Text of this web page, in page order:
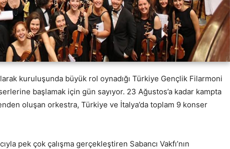
kuruluşunda büyük rol oynadığı Türkiye Gençlik Filarmoni
başlamak için gün sayıyor. 23 Ağustos’a kadar kampta
oluşan orkestra, Türkiye ve İtalya’da toplam 9 konser
pek çok çalışma gerçekleştiren Sabancı Vakfı’nın